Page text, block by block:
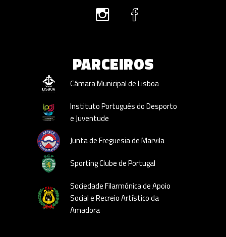
PARCEIROS
Câmara Municipal de Lisboa
Instituto Português do Desporto
e Juventude
Junta de Freguesia de Marvila
Sporting Clube de Portugal
Sociedade Filarmónica de Apoio
Social e Recreio Artístico da
Amadora